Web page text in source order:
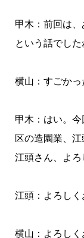
甲木：前回は
という話でした
横山：すごかっ
甲木：はい。
区の造園業、江
江頭さん、よろ
江頭：よろしく
横山：よろしく